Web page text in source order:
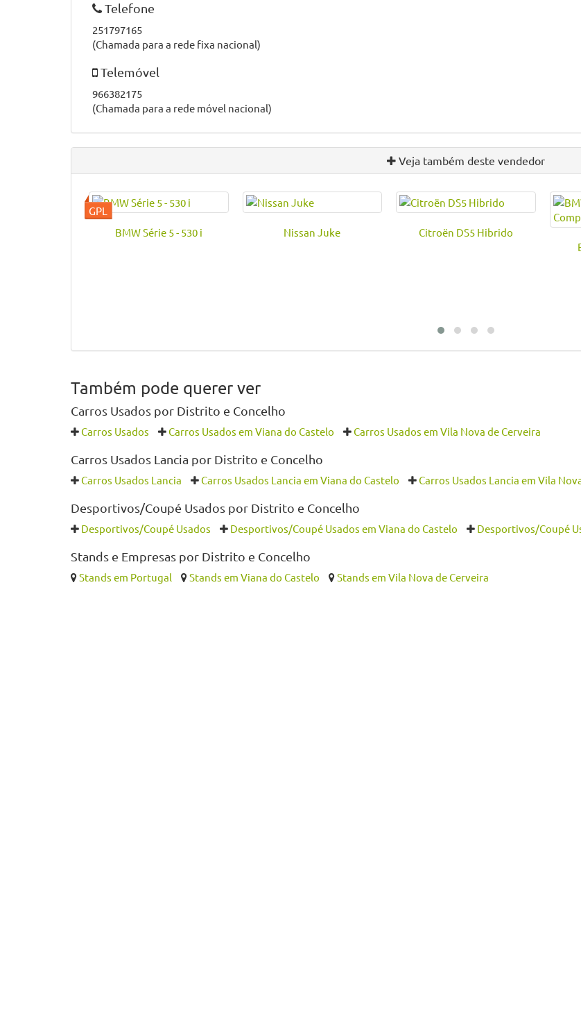
Telefone
251797165
(Chamada para a rede fixa nacional)
Telemóvel
966382175
(Chamada para a rede móvel nacional)
Veja também deste vendedor
BMW Série 5 - 530 i Nissan Juke
Citroën DS5 Hibrido
Também pode querer ver
Carros Usados por Distrito e Concelho
Carros Usados Carros Usados em Viana do Castelo Carros Usados em Vila Nova de Cerveira
Carros Usados Lancia por Distrito e Concelho
Carros Usados Lancia Carros Usados Lancia em Viana do Castelo Carros Usados Lancia em Vila
Desportivos/Coupé Usados por Distrito e Concelho
Desportivos/Coupé Usados Desportivos/Coupé Usados em Viana do Castelo Desportivos/Coupé
Stands e Empresas por Distrito e Concelho
Stands em Portugal Stands em Viana do Castelo Stands em Vila Nova de Cerveira